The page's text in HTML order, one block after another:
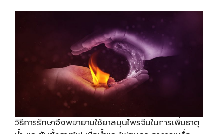
วิธีการรักษาจึงพยายามใช้ยาสมุนไพรจีนในการเพิ่มธาตุ